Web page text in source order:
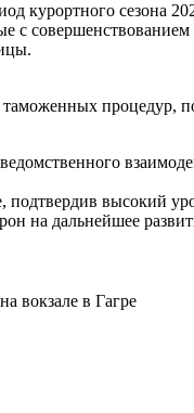
курортного сезона
с
процедур,
подтвердив высокий
на дальнейшее
вокзале в Гагре